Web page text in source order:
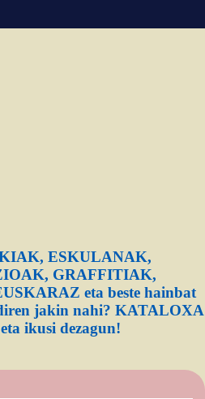
ESKULANAK,
GRAFFITIAK,
eta beste hainbat
jakin nahi? KATALOXA
ikusi dezagun!